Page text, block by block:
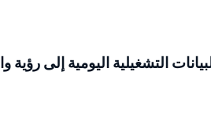
التشغيلية اليومية إلى رؤية